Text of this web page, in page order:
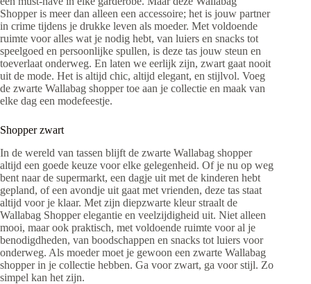
Shopper is meer dan alleen een accessoire; het is jouw partner
in crime tijdens je drukke leven als moeder. Met voldoende
ruimte voor alles wat je nodig hebt, van luiers en snacks tot
speelgoed en persoonlijke spullen, is deze tas jouw steun en
toeverlaat onderweg. En laten we eerlijk zijn, zwart gaat nooit
uit de mode. Het is altijd chic, altijd elegant, en stijlvol. Voeg
de zwarte Wallabag shopper toe aan je collectie en maak van
elke dag een modefeestje.
Shopper zwart
In de wereld van tassen blijft de zwarte Wallabag shopper
altijd een goede keuze voor elke gelegenheid. Of je nu op weg
bent naar de supermarkt, een dagje uit met de kinderen hebt
gepland, of een avondje uit gaat met vrienden, deze tas staat
altijd voor je klaar. Met zijn diepzwarte kleur straalt de
Wallabag Shopper elegantie en veelzijdigheid uit. Niet alleen
mooi, maar ook praktisch, met voldoende ruimte voor al je
benodigdheden, van boodschappen en snacks tot luiers voor
onderweg. Als moeder moet je gewoon een zwarte Wallabag
shopper in je collectie hebben. Ga voor zwart, ga voor stijl. Zo
simpel kan het zijn.